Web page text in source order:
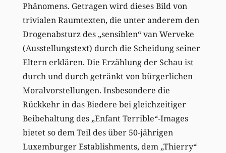
Phänomens. Getragen wird dieses Bild von
trivialen Raumtexten, die unter anderem den
Drogenabsturz des „sensiblen“ van Werveke
(Ausstellungstext) durch die Scheidung seiner
Eltern erklären. Die Erzählung der Schau ist
durch und durch getränkt von bürgerlichen
Moralvorstellungen. Insbesondere die
Rückkehr in das Biedere bei gleichzeitiger
Beibehaltung des „Enfant Terrible“-Images
bietet so dem Teil des über 50-jährigen
Luxemburger Establishments, dem „Thierry“